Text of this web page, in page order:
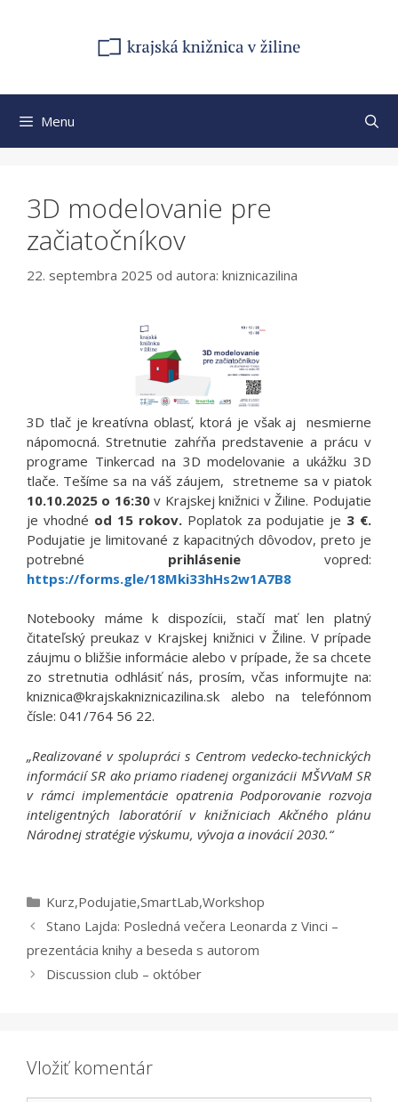
Menu
3D modelovanie pre
začiatočníkov
22. septembra 2025 od autora: kniznicazilina
3D tlač je kreatívna oblasť, ktorá je však aj nesmierne
nápomocná. Stretnutie zahŕňa predstavenie a prácu v
programe Tinkercad na 3D modelovanie a ukážku 3D
tlače. Tešíme sa na váš záujem, stretneme sa v piatok
10.10.2025 o 16:30v Krajskej knižnici v Žiline. Podujatie
je vhodné od 15 rokov. Poplatok za podujatie je 3 €.
Podujatie je limitované z kapacitných dôvodov, preto je
potrebné prihlásenie vopred:
https://forms.gle/18Mki33hHs2w1A7B8
Notebooky máme k dispozícii, stačí mať len platný
čitateľský preukaz v Krajskej knižnici v Žiline. V prípade
záujmu o bližšie informácie alebo v prípade, že sa chcete
zo stretnutia odhlásiť nás, prosím, včas informujte na:
kniznica@krajskakniznicazilina.sk alebo na telefónnom
čísle: 041/764 56 22.
„Realizované v spolupráci s Centrom vedecko-technických
informácií SR ako priamo riadenej organizácii MŠVVaM SR
v rámci implementácie opatrenia Podporovanie rozvoja
inteligentných laboratórií v knižniciach Akčného plánu
Národnej stratégie výskumu, vývoja a inovácií 2030.“
Kategórie
Kurz,Podujatie,SmartLab,Workshop
Stano Lajda: Posledná večera Leonarda z Vinci –
prezentácia knihy a beseda s autorom
Discussion club – október
Vložiť komentár